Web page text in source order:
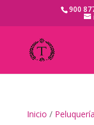
900
Inicio / Peluquería